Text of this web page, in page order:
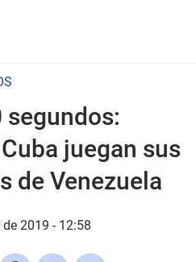
segundos:
juegan sus
de Venezuela
2019 - 12:58